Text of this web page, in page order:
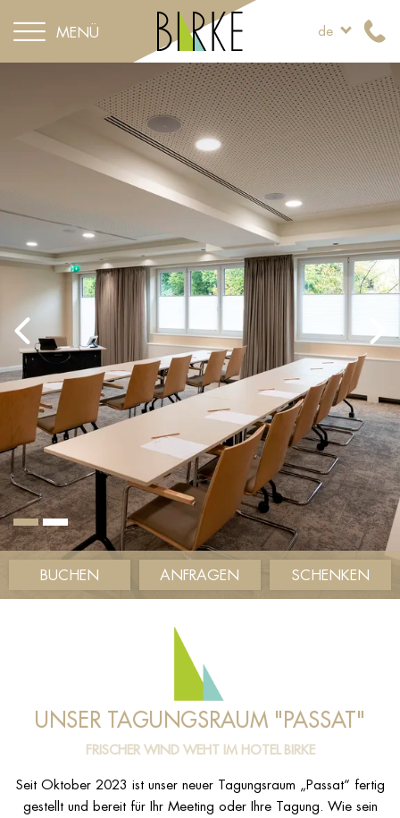
MENÜ de
BUCHEN ANFRAGEN SCHENKEN
UNSER TAGUNGSRAUM "PASSAT"
FRISCHER WIND WEHT IM HOTEL BIRKE
Seit Oktober 2023 ist unser neuer Tagungsraum „Passat“ fertig
gestellt und bereit für Ihr Meeting oder Ihre Tagung. Wie sein